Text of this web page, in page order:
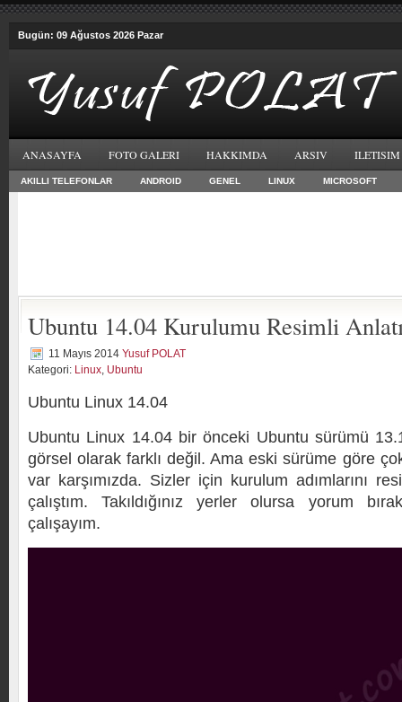
Bugün: 09 Ağustos 2026 Pazar
ANASAYFA FOTO GALERI HAKKIMDA ARSIV ILETISIM
AKILLI TELEFONLAR ANDROID GENEL LINUX MICROSOFT
Ubuntu 14.04 Kurulumu Resimli
11 Mayıs 2014 Yusuf POLAT
Kategori: Linux, Ubuntu
Ubuntu Linux 14.04
Ubuntu Linux 14.04 bir önceki Ubuntu sürümü
görsel olarak farklı değil. Ama eski sürüme göre
var karşımızda. Sizler için kurulum adımlarını
çalıştım. Takıldığınız yerler olursa yorum
çalışayım.